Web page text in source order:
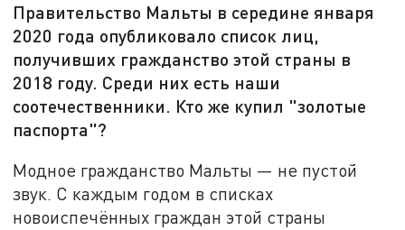
Правительство Мальты в середине января
2020 года опубликовало список лиц,
получивших гражданство этой страны в
2018 году. Среди них есть наши
соотечественники. Кто же купил "золотые
паспорта"?
Модное гражданство Мальты — не пустой
звук. С каждым годом в списках
новоиспечённых граждан этой страны